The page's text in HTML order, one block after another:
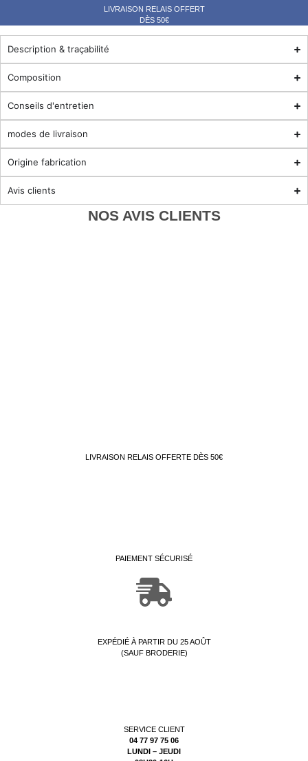
LIVRAISON RELAIS OFFERT
DÈS 50€
Description & traçabilité
Composition
Conseils d'entretien
modes de livraison
Origine fabrication
Avis clients
NOS AVIS CLIENTS
LIVRAISON RELAIS OFFERTE DÈS 50€
PAIEMENT SÉCURISÉ
EXPÉDIÉ À PARTIR DU 25 AOÛT
(SAUF BRODERIE)
SERVICE CLIENT
04 77 97 75 06
LUNDI – JEUDI